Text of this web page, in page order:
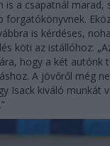
is a csapatnál marad,
forgatókönyvnek.
is kérdéses,
köti az istállóhoz:
hogy a két autónk
A jövőről még
Isack kiváló munkát